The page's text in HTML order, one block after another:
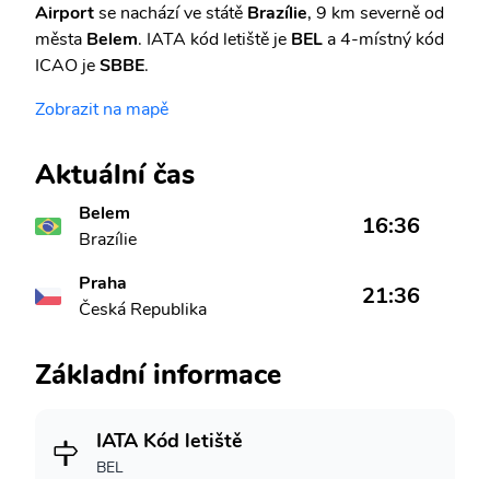
Airportse nachází ve státě Brazílie, 9 km severně od
města Belem. IATA kód letiště je BEL a 4-místný kód
ICAO jeSBBE.
Zobrazit na mapě
Aktuální čas
Belem
Brazílie
16:36
Praha
Česká Republika
21:36
Základní informace
IATA Kód letiště
BEL